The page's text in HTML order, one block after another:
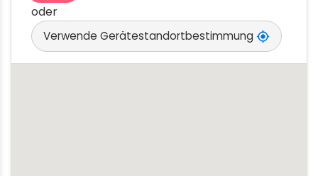
oder
Verwende Gerätestandortbestimmung my_location